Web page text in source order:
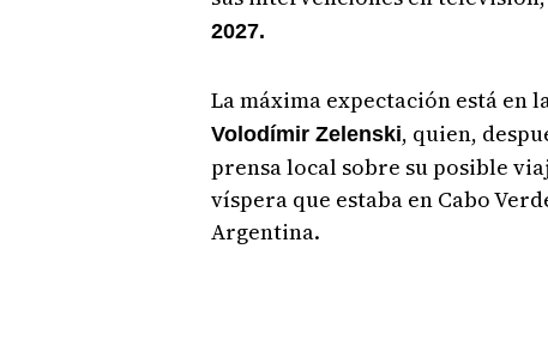
2027.
La máxima expectación está en
Volodímir Zelenski, quien,
prensa local sobre su posible
víspera que estaba en Cabo
Argentina.